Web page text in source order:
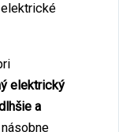
elektrický
a